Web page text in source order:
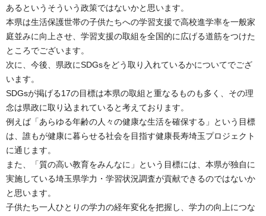
あるというそういう政策ではないかと思います。
本県は生活保護世帯の子供たちへの学習支援で高校進学率を一般家
庭並みに向上させ、学習支援の取組を全国的に広げる道筋をつけた
ところでございます。
次に、今後、県政にSDGsをどう取り入れているかについてでござ
います。
SDGsが掲げる17の目標は本県の取組と重なるものも多く、その理
念は県政に取り込まれていると考えております。
例えば「あらゆる年齢の人々の健康な生活を確保する」という目標
は、誰もが健康に暮らせる社会を目指す健康長寿埼玉プロジェクト
に通じます。
また、「質の高い教育をみんなに」という目標には、本県が独自に
実施している埼玉県学力・学習状況調査が貢献できるのではないか
と思います。
子供たち一人ひとりの学力の経年変化を把握し、学力の向上につな